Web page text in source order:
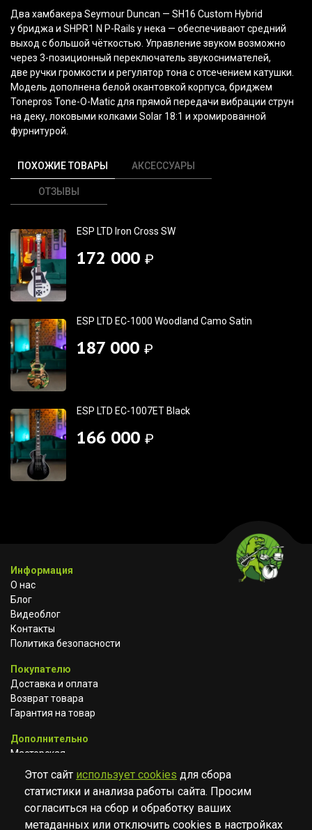
Два хамбакера Seymour Duncan — SH16 Custom Hybrid
у бриджа и SHPR1 N P-Rails у нека — обеспечивают средний
выход с большой чёткостью. Управление звуком возможно
через 3-позиционный переключатель звукоснимателей,
две ручки громкости и регулятор тона с отсечением катушки.
Модель дополнена белой окантовкой корпуса, бриджем
Tonepros Tone-O-Matic для прямой передачи вибрации струн
на деку, локовыми колками Solar 18:1 и хромированной
фурнитурой.
ПОХОЖИЕ ТОВАРЫ АКСЕССУАРЫ
ОТЗЫВЫ
ESP LTD Iron Cross SW
172 000 ₽
ESP LTD EC-1000 Woodland Camo Satin
187 000 ₽
ESP LTD EC-1007ET Black
166 000 ₽
Информация
О нас
Блог
Видеоблог
Контакты
Политика безопасности
Покупателю
Доставка и оплата
Возврат товара
Гарантия на товар
Дополнительно
Мастерская
Сотрудничество
YOUTUBE
Этот сайт использует cookies для сбора
статистики и анализа работы сайта. Просим
согласиться на сбор и обработку ваших
метаданных или отключить cookies в настройках